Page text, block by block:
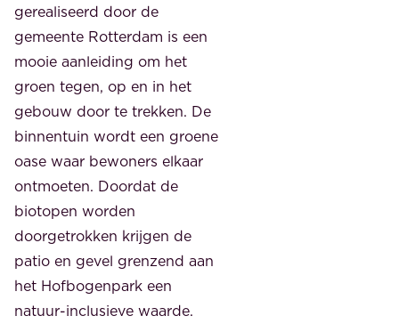
gerealiseerd door de
gemeente Rotterdam is een
mooie aanleiding om het
groen tegen, op en in het
gebouw door te trekken. De
binnentuin wordt een groene
oase waar bewoners elkaar
ontmoeten. Doordat de
biotopen worden
doorgetrokken krijgen de
patio en gevel grenzend aan
het Hofbogenpark een
natuur-inclusieve waarde.